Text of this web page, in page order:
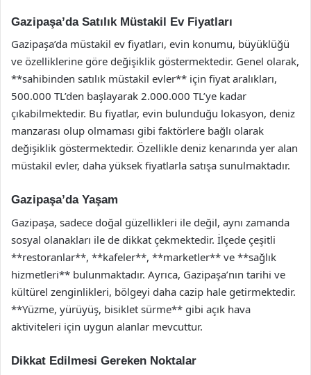
Gazipaşa’da Satılık Müstakil Ev Fiyatları
Gazipaşa’da müstakil ev fiyatları, evin konumu, büyüklüğü
ve özelliklerine göre değişiklik göstermektedir. Genel olarak,
**sahibinden satılık müstakil evler** için fiyat aralıkları,
500.000 TL’den başlayarak 2.000.000 TL’ye kadar
çıkabilmektedir. Bu fiyatlar, evin bulunduğu lokasyon, deniz
manzarası olup olmaması gibi faktörlere bağlı olarak
değişiklik göstermektedir. Özellikle deniz kenarında yer alan
müstakil evler, daha yüksek fiyatlarla satışa sunulmaktadır.
Gazipaşa’da Yaşam
Gazipaşa, sadece doğal güzellikleri ile değil, aynı zamanda
sosyal olanakları ile de dikkat çekmektedir. İlçede çeşitli
**restoranlar**, **kafeler**, **marketler** ve **sağlık
hizmetleri** bulunmaktadır. Ayrıca, Gazipaşa’nın tarihi ve
kültürel zenginlikleri, bölgeyi daha cazip hale getirmektedir.
**Yüzme, yürüyüş, bisiklet sürme** gibi açık hava
aktiviteleri için uygun alanlar mevcuttur.
Dikkat Edilmesi Gereken Noktalar